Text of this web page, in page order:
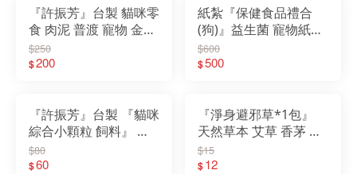
『許振芳』台製 貓咪零
食 肉泥 普渡 寵物 金紙
紙紮 狗 貓 食物 罐頭 飼
料
$250
$200
紙紮『保健食品禮合
(狗)』益生菌 寵物紙紮
狗狗 貓咪 衣服 寵物往
生 先人 陪伴 祭祖 清明
$600
$500
『許振芳』台製 『貓咪
綜合小顆粒 飼料』 普
渡 寵物 金紙 紙紮 狗 貓
食物 罐頭 寵物金
$80
$60
『淨身避邪草*1包』
天然草本 艾草 香茅 芙
蓉 薰香 收驚 入宅清淨
安神定魂
$15
$12